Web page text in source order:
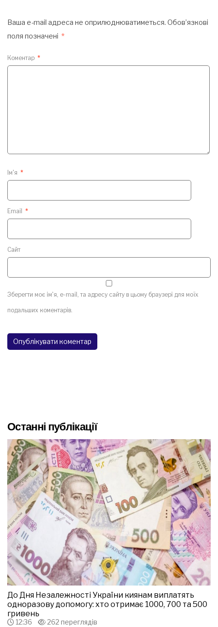
Ваша e-mail адреса не оприлюднюватиметься. Обов’язкові
поля позначені *
Коментар *
Ім'я *
Email *
Сайт
Зберегти моє ім'я, e-mail, та адресу сайту в цьому браузері для моїх
подальших коментарів.
Останні публікації
До Дня Незалежності України киянам виплатять
одноразову допомогу: хто отримає 1000, 700 та 500
гривень
12:36 262 переглядів